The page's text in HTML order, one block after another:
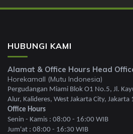
HUBUNGI KAMI
Alamat & Office Hours Head
Horekamall (Mutu Indonesia)
Pergudangan Miami Blok O1 No.5, Jl.
Alur, Kalideres, West Jakarta City, Jakarta
Office Hours
Senin - Kamis : 08:00 - 16:00 WIB
Jum'at : 08:00 - 16:30 WIB